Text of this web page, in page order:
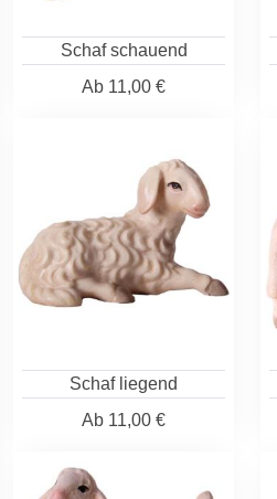
Schaf schauend
Ab 11,00 €
Schaf liegend
Ab 11,00 €